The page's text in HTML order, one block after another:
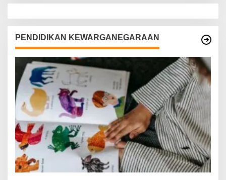
PENDIDIKAN KEWARGANEGARAAN